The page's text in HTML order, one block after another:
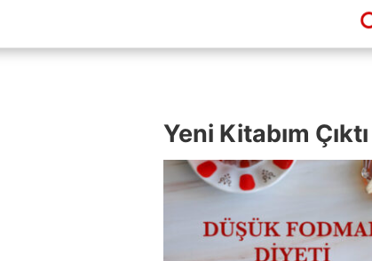
Yeni Kitabım Çıktı